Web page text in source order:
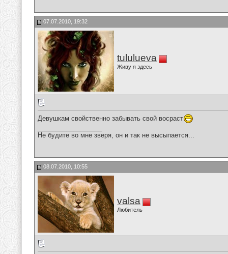
07.07.2010, 19:32
tululueva
Живу я здесь
Девушкам свойственно забывать свой восраст
Не будите во мне зверя, он и так не высыпается...
08.07.2010, 10:55
valsa
Любитель